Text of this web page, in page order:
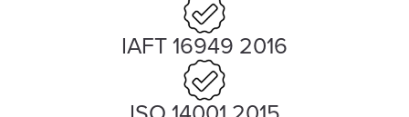
IAFT 16949 2016